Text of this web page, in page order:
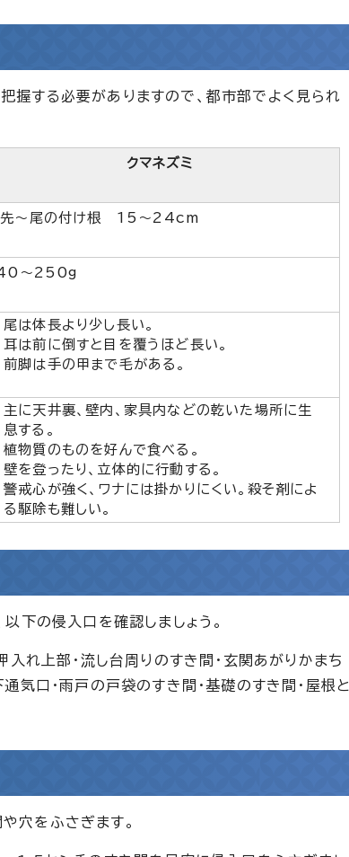
握する必要がありますので、都市部でよく見られ
クマネズミ
先～尾の付け根 15～24cm
～250g
尾は体長より少し長い。
耳は前に倒すと目を覆うほど長い。
前脚は手の甲まで毛がある。
主に天井裏、壁内、家具内などの乾いた場所に生
息する。
植物質のものを好んで食べる。
壁を登ったり、立体的に行動する。
警戒心が強く、ワナには掛かりにくい。殺そ剤によ
る駆除も難しい。
下の侵入口を確認しましょう。
入れ上部・流し台周りのすき間・玄関あがりかまち
気口・雨戸の戸袋のすき間・基礎のすき間・屋根と
穴をふさぎます。